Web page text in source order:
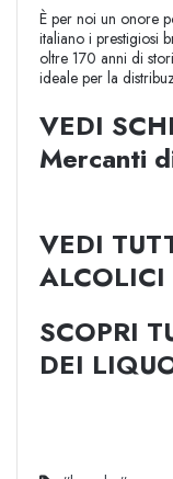
È per noi un onore
italiano i prestigiosi
oltre 170 anni di
ideale per la
VEDI
Mercanti
VEDI
ALCOLICI
SCOPRI
DEI